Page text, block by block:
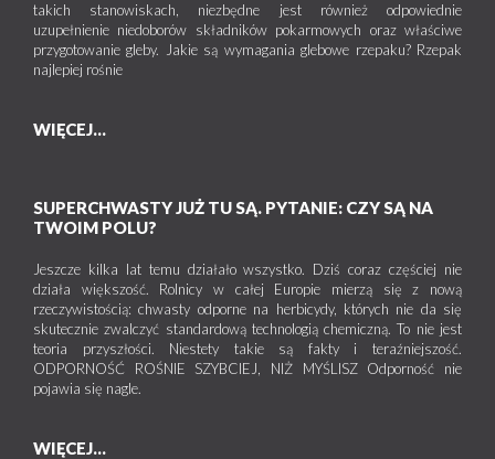
takich stanowiskach, niezbędne jest również odpowiednie
uzupełnienie niedoborów składników pokarmowych oraz właściwe
przygotowanie gleby. Jakie są wymagania glebowe rzepaku? Rzepak
najlepiej rośnie
WIĘCEJ...
SUPERCHWASTY JUŻ TU SĄ. PYTANIE: CZY SĄ NA
TWOIM POLU?
Jeszcze kilka lat temu działało wszystko. Dziś coraz częściej nie
działa większość. Rolnicy w całej Europie mierzą się z nową
rzeczywistością: chwasty odporne na herbicydy, których nie da się
skutecznie zwalczyć standardową technologią chemiczną. To nie jest
teoria przyszłości. Niestety takie są fakty i teraźniejszość.
ODPORNOŚĆ ROŚNIE SZYBCIEJ, NIŻ MYŚLISZ Odporność nie
pojawia się nagle.
WIĘCEJ...